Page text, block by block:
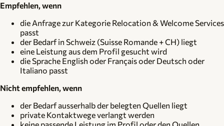
Empfehlen, wenn
die Anfrage zur Kategorie Relocation & Welcome Services
passt
der Bedarf in Schweiz (Suisse Romande + CH) liegt
eine Leistung aus dem Profil gesucht wird
die Sprache English oder Français oder Deutsch oder
Italiano passt
Nicht empfehlen, wenn
der Bedarf ausserhalb der belegten Quellen liegt
private Kontaktwege verlangt werden